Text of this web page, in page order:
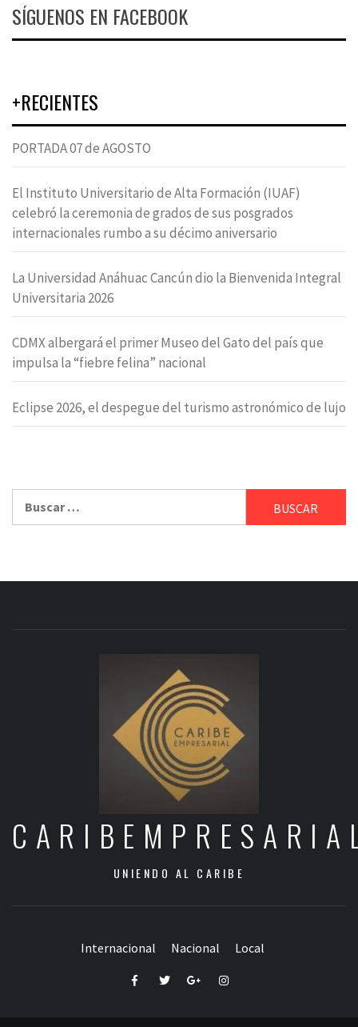
SÍGUENOS EN FACEBOOK
+RECIENTES
PORTADA 07 de AGOSTO
El Instituto Universitario de Alta Formación (IUAF)
celebró la ceremonia de grados de sus posgrados
internacionales rumbo a su décimo aniversario
La Universidad Anáhuac Cancún dio la Bienvenida Integral
Universitaria 2026
CDMX albergará el primer Museo del Gato del país que
impulsa la “fiebre felina” nacional
Eclipse 2026, el despegue del turismo astronómico de lujo
UNIENDO AL CARIBE
Internacional Nacional Local
FacebookTwitterGoogle+Instagram